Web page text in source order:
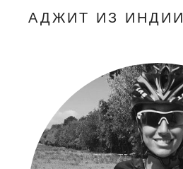
АДЖИТ ИЗ ИНДИИ